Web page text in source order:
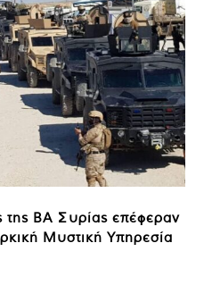
της ΒΑ Συρίας επέφεραν
Μυστική Υπηρεσία